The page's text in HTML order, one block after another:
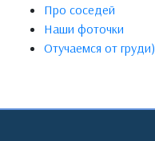
Про соседей
Наши фоточки
Отучаемся от груди)